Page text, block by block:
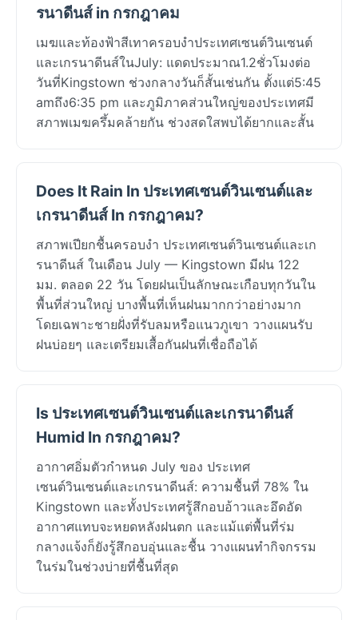
รนาดีนส์ in กรกฎาคม
เมฆและท้องฟ้าสีเทาครอบงำประเทศเซนต์วินเซนต์
และเกรนาดีนส์ในJuly: แดดประมาณ1.2ชั่วโมงต่อ
วันที่Kingstown ช่วงกลางวันก็สั้นเช่นกัน ตั้งแต่5:45
amถึง6:35 pm และภูมิภาคส่วนใหญ่ของประเทศมี
สภาพเมฆครึ้มคล้ายกัน ช่วงสดใสพบได้ยากและสั้น
Does It Rain In ประเทศเซนต์วินเซนต์และ
เกรนาดีนส์ In กรกฎาคม?
สภาพเปียกชื้นครอบงำ ประเทศเซนต์วินเซนต์และเก
รนาดีนส์ ในเดือน July — Kingstown มีฝน 122
มม. ตลอด 22 วัน โดยฝนเป็นลักษณะเกือบทุกวันใน
พื้นที่ส่วนใหญ่ บางพื้นที่เห็นฝนมากกว่าอย่างมาก
โดยเฉพาะชายฝั่งที่รับลมหรือแนวภูเขา วางแผนรับ
ฝนบ่อยๆ และเตรียมเสื้อกันฝนที่เชื่อถือได้
Is ประเทศเซนต์วินเซนต์และเกรนาดีนส์
Humid In กรกฎาคม?
อากาศอิ่มตัวกำหนด July ของ ประเทศ
เซนต์วินเซนต์และเกรนาดีนส์: ความชื้นที่ 78% ใน
Kingstown และทั้งประเทศรู้สึกอบอ้าวและอึดอัด
อากาศแทบจะหยดหลังฝนตก และแม้แต่พื้นที่ร่ม
กลางแจ้งก็ยังรู้สึกอบอุ่นและชื้น วางแผนทำกิจกรรม
ในร่มในช่วงบ่ายที่ชื้นที่สุด